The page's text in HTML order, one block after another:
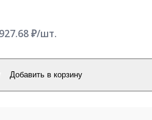
₽/шт.
Добавить в корзину